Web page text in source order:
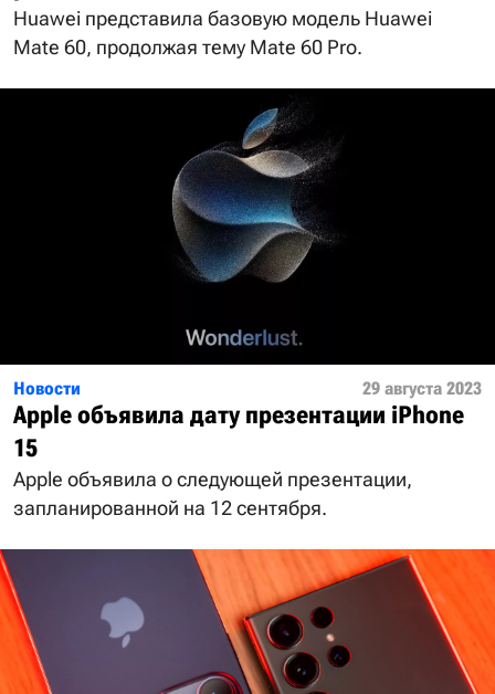
Huawei представила базовую модель Huawei
Mate 60, продолжая тему Mate 60 Pro.
Новости 29 августа 2023
Apple объявила дату презентации iPhone
15
Apple объявила о следующей презентации,
запланированной на 12 сентября.